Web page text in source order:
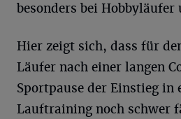
besonders bei
Hier zeigt sich, dass für
Läufer nach einer langen
Sportpause der Einstieg in
Lauftraining noch schwer